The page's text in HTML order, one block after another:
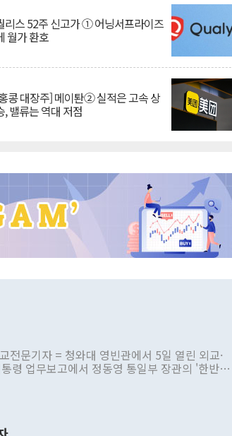
리스 52주 신고가 ① 어닝서프라이즈
월가 환호
콩 대장주] 메이퇀② 실적은 고속 상
, 밸류는 역대 저점
전문기자 = 청와대 영빈관에서 5일 열린 외교·
령 업무보고에서 정동영 통일부 장관의 '한반도
거치지 않은 사안을 정책으로 추진하겠다고 공